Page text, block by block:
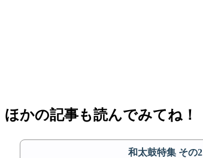
ほかの記事も読んでみてね！
和太鼓特集 その2